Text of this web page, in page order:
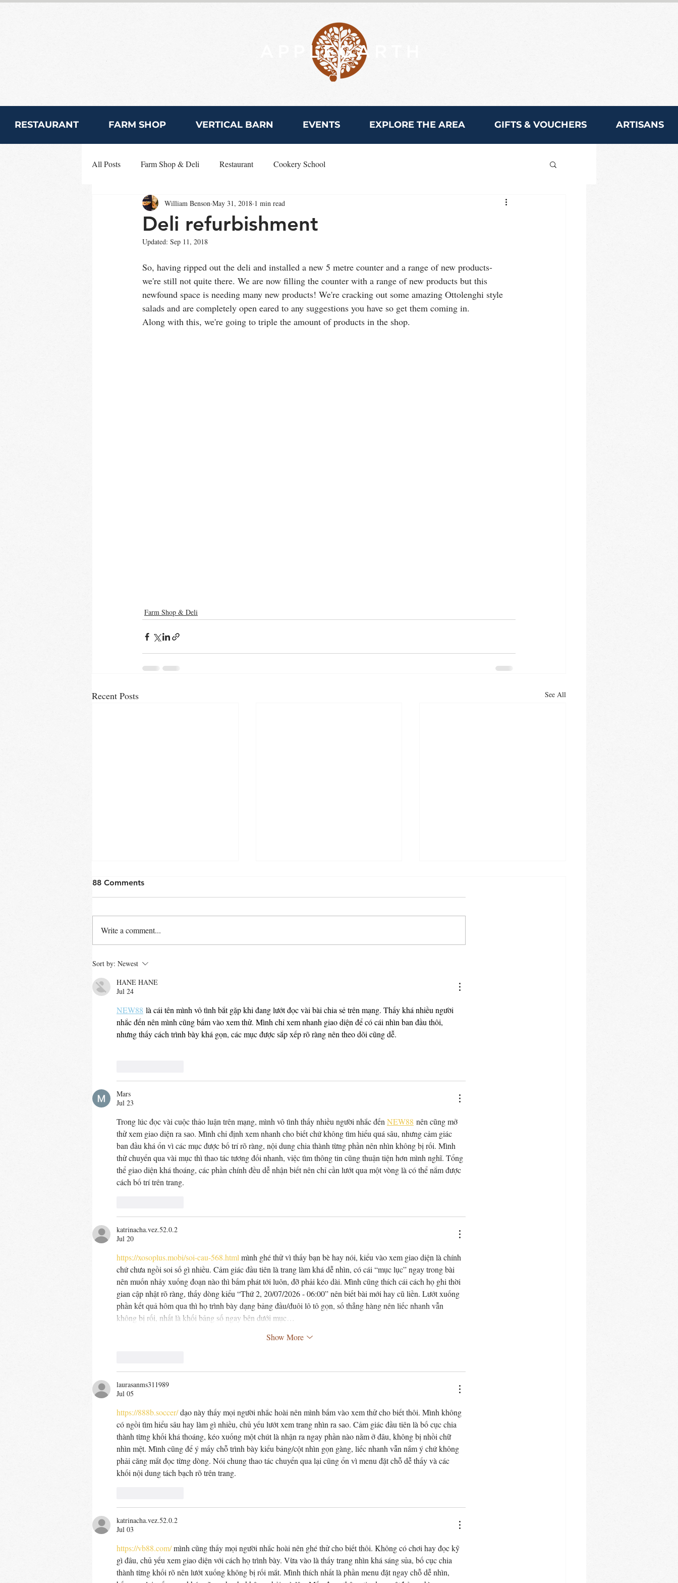
RESTAURANT FARM SHOP VERTICAL BARN EVENTS EXPLORE THE AREA GIFTS & VOUCHERS ARTISANS
All Posts Farm Shop & Deli Restaurant Cookery School
Deli refurbishment
William Benson May 31, 2018 1 min read
Updated: Sep 11, 2018
So, having ripped out the deli and installed a new 5 metre counter and a range of new products-
we're still not quite there. We are now filling the counter with a range of new products but this
newfound space is needing many new products! We're cracking out some amazing Ottolenghi style
salads and are completely open eared to any suggestions you have so get them coming in.
Along with this, we're going to triple the amount of products in the shop.
Farm Shop & Deli
Recent Posts See All
Plastic is not fantastic...
New coffee - The 'V60'
88 Comments
Write a comment...
Sort by: Newest
HANE HANE
Jul 24
NEW88 là cái tên mình vô tình bắt gặp khi đang lướt đọc vài bài chia sẻ trên mạng. Thấy khá nhiều người
nhắc đến nên mình cũng bấm vào xem thử. Mình chỉ xem nhanh giao diện để có cái nhìn ban đầu thôi,
nhưng thấy cách trình bày khá gọn, các mục được sắp xếp rõ ràng nên theo dõi cũng dễ.
Mars
Jul 23
Trong lúc đọc vài cuộc thảo luận trên mạng, mình vô tình thấy nhiều người nhắc đến NEW88 nên cũng mở
thử xem giao diện ra sao. Mình chỉ định xem nhanh cho biết chứ không tìm hiểu quá sâu, nhưng cảm giác
ban đầu khá ổn vì các mục được bố trí rõ ràng, nội dung chia thành từng phần nên nhìn không bị rối. Mình
thử chuyển qua vài mục thì thao tác tương đối nhanh, việc tìm thông tin cũng thuận tiện hơn mình nghĩ. Tổng
thể giao diện khá thoáng, các phần chính đều dễ nhận biết nên chỉ cần lướt qua một vòng là có thể nắm được
cách bố trí trên trang.
katrinacha.vez.52.0.2
Jul 20
https://xosoplus.mobi/soi-cau-568.html mình ghé thử vì thấy bạn bè hay nói, kiểu vào xem giao diện là chính
chứ chưa ngồi soi số gì nhiều. Cảm giác đầu tiên là trang làm khá dễ nhìn, có cái “mục lục” ngay trong bài
nên muốn nhảy xuống đoạn nào thì bấm phát tới luôn, đỡ phải kéo dài. Mình cũng thích cái cách họ ghi thời
gian cập nhật rõ ràng, thấy dòng kiểu “Thứ 2, 20/07/2026 - 06:00” nên biết bài mới hay cũ liền. Lướt xuống
phần kết quả hôm qua thì họ trình bày dạng bảng đầu/đuôi lô tô gọn, số thẳng hàng nên liếc nhanh vẫn
không bị rối, nhất là khối bảng số ngay bên dưới mục…
Show More
laurasanms311989
Jul 05
https://888b.soccer/ dạo này thấy mọi người nhắc hoài nên mình bấm vào xem thử cho biết thôi. Mình không
có ngồi tìm hiểu sâu hay làm gì nhiều, chủ yếu lướt xem trang nhìn ra sao. Cảm giác đầu tiên là bố cục chia
thành từng khối khá thoáng, kéo xuống một chút là nhận ra ngay phần nào nằm ở đâu, không bị nhồi chữ
nhìn mệt. Mình cũng để ý mấy chỗ trình bày kiểu bảng/cột nhìn gọn gàng, liếc nhanh vẫn nắm ý chứ không
phải căng mắt đọc từng dòng. Nói chung thao tác chuyển qua lại cũng ổn vì menu đặt chỗ dễ thấy và các
khối nội dung tách bạch rõ trên trang.
katrinacha.vez.52.0.2
Jul 03
https://vb88.com/ mình cũng thấy mọi người nhắc hoài nên ghé thử cho biết thôi. Không có chơi hay đọc kỹ
gì đâu, chủ yếu xem giao diện với cách họ trình bày. Vừa vào là thấy trang nhìn khá sáng sủa, bố cục chia
thành từng khối rõ nên lướt xuống không bị rối mắt. Mình thích nhất là phần menu đặt ngay chỗ dễ nhìn,